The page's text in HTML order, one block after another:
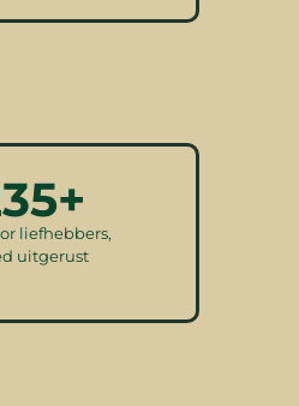
liefhebbers,
uitgerust